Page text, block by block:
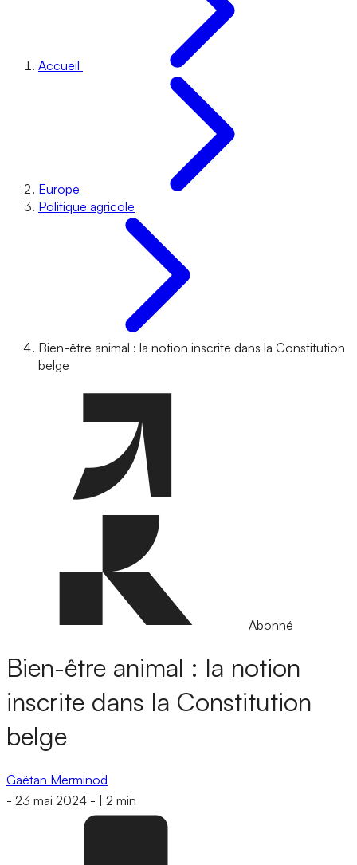
Accueil
Europe
Politique agricole
Bien-être animal : la notion inscrite dans la Constitution
belge
Abonné
Bien-être animal : la notion
inscrite dans la Constitution
belge
Gaëtan Merminod
- 23 mai 2024 - 2 min